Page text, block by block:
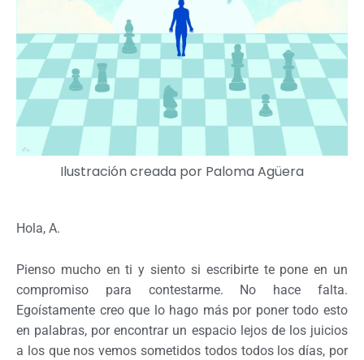
Ilustración creada por Paloma Agüera
Hola, A.
Pienso mucho en ti y siento si escribirte te pone en un
compromiso para contestarme. No hace falta.
Egoístamente creo que lo hago más por poner todo esto
en palabras, por encontrar un espacio lejos de los juicios
a los que nos vemos sometidos todos todos los días, por